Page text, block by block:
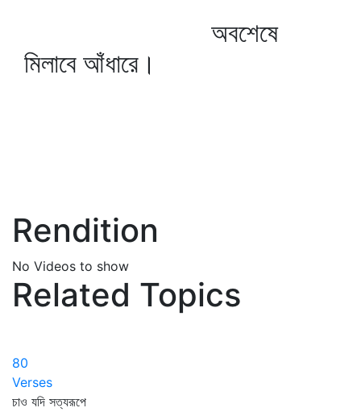
অবশেষে
মিলাবে আঁধারে।
Rendition
No Videos to show
Related Topics
80
Verses
চাও যদি সত্যরূপে